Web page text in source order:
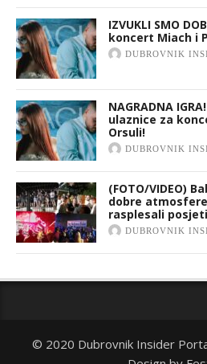
IZVUKLI SMO
koncert Miach i
DUBROVNIK
NAGRADNA
ulaznice za
Orsuli!
DUBROVNIK
(FOTO/VIDEO)
dobre
rasplesali
DUBROVNIK
© 2020 Dubrovnik Insider